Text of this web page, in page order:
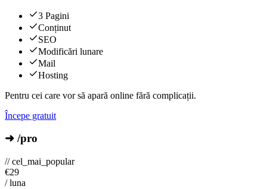
3 Pagini
Conținut
SEO
Modificări lunare
Mail
Hosting
Pentru cei care vor să apară online fără complicații.
Începe gratuit
➜ /pro
// cel_mai_popular
€29
/ luna